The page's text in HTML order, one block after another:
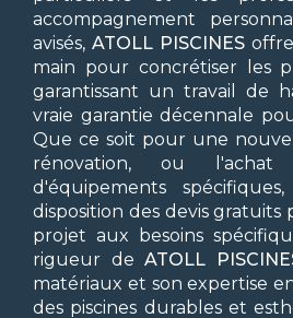
accompagnement
avisés, ATOLL PISCINES
main pour concrétiser les
garantissant un travail de
vraie garantie décennale
Que ce soit pour une
rénovation, ou
d'équipements
disposition des devis
projet aux besoins
rigueur deATOLL
matériaux et son expertise
des piscines durables et